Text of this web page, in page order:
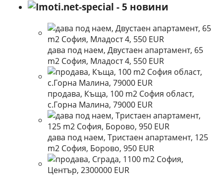
дава под наем, Двустаен апартамент, 65
m2 София, Младост 4, 550 EUR
продава, Къща, 100 m2 София област,
с.Горна Малина, 79000 EUR
дава под наем, Тристаен апартамент, 125
m2 София, Борово, 950 EUR